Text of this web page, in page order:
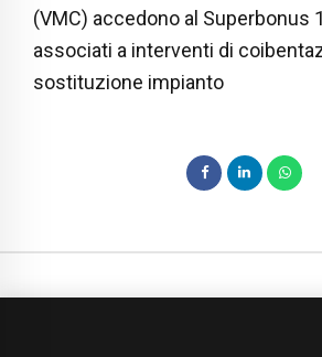
(VMC) accedono al Superbonus
associati a interventi di
sostituzione impianto